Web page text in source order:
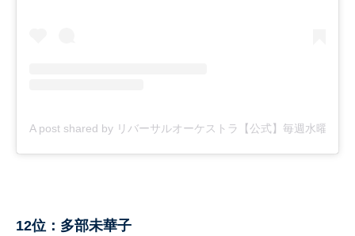
A post shared by リバーサルオーケストラ【公式】毎週水曜夜
12位：多部未華子